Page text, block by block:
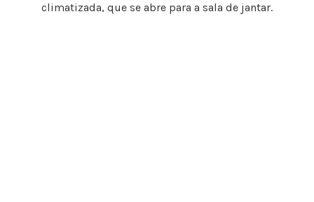
climatizada, que se abre para a sala de jantar.